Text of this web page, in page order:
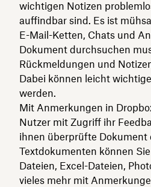
wichtigen Notizen
auffindbar sind. Es ist
E-Mail-Ketten, Chats und
Dokument durchsuchen
Rückmeldungen und
Dabei können leicht
werden.
Mit Anmerkungen in
Nutzer mit Zugriff ihr
ihnen überprüfte Dokument
Textdokumenten können
Dateien, Excel-Dateien,
vieles mehr mit